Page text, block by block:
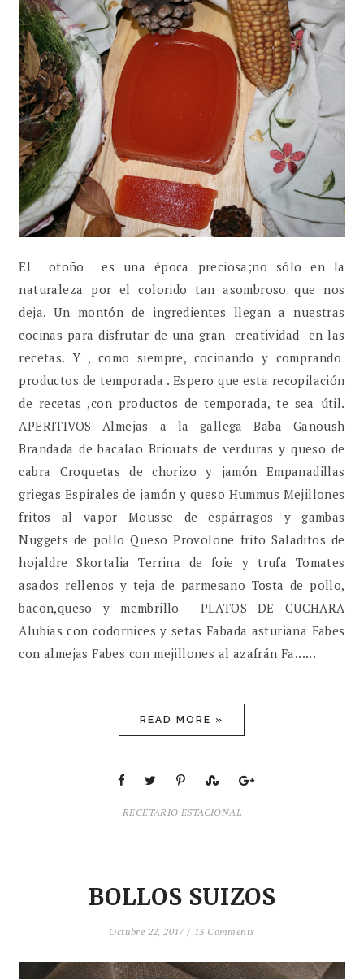
El otoño es una época preciosa;no sólo en la
naturaleza por el colorido tan asombroso que nos
deja. Un montón de ingredientes llegan a nuestras
cocinas para disfrutar de una gran creatividad en las
recetas. Y , como siempre, cocinando y comprando
productos de temporada . Espero que esta recopilación
de recetas ,con productos de temporada, te sea útil.
APERITIVOS Almejas a la gallega Baba Ganoush
Brandada de bacalao Briouats de verduras y queso de
cabra Croquetas de chorizo y jamón Empanadillas
griegas Espirales de jamón y queso Hummus Mejillones
fritos al vapor Mousse de espárragos y gambas
Nuggets de pollo Queso Provolone frito Saladitos de
hojaldre Skortalia Terrina de foie y trufa Tomates
asados rellenos y teja de parmesano Tosta de pollo,
bacon,queso y membrillo PLATOS DE CUCHARA
Alubias con codornices y setas Fabada asturiana Fabes
con almejas Fabes con mejillones al azafrán Fa......
READ MORE »
RECETARIO ESTACIONAL
BOLLOS SUIZOS
Octubre 22, 2017 / 13 Comments